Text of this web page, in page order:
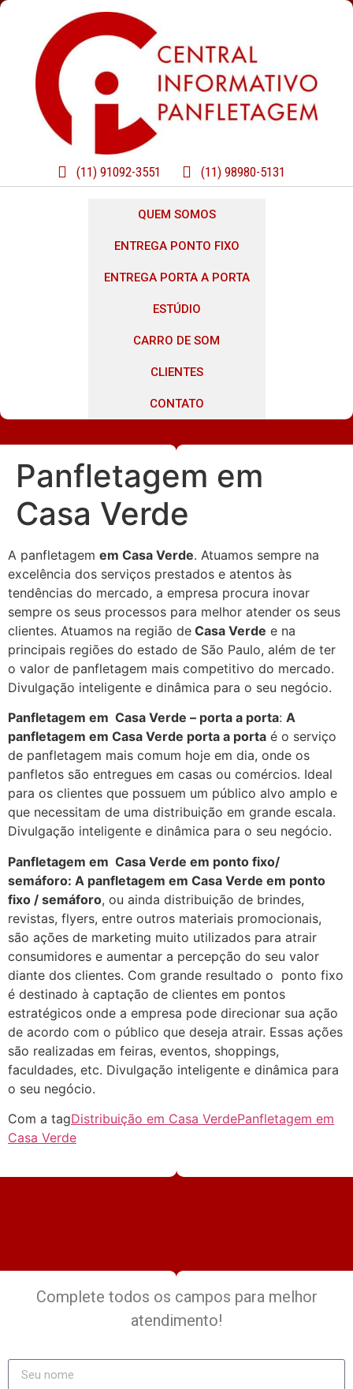
(11) 91092-3551 (11) 98980-5131
QUEM SOMOS
ENTREGA PONTO FIXO
ENTREGA PORTA A PORTA
ESTÚDIO
CARRO DE SOM
CLIENTES
CONTATO
Panfletagem em
Casa Verde
A panfletagem em Casa Verde. Atuamos sempre na
excelência dos serviços prestados e atentos às
tendências do mercado, a empresa procura inovar
sempre os seus processos para melhor atender os seus
clientes. Atuamos na região de Casa Verde e na
principais regiões do estado de São Paulo, além de ter
o valor de panfletagem mais competitivo do mercado.
Divulgação inteligente e dinâmica para o seu negócio.
Panfletagem em Casa Verde – porta a porta: A
panfletagem em Casa Verde porta a porta é o serviço
de panfletagem mais comum hoje em dia, onde os
panfletos são entregues em casas ou comércios. Ideal
para os clientes que possuem um público alvo amplo e
que necessitam de uma distribuição em grande escala.
Divulgação inteligente e dinâmica para o seu negócio.
Panfletagem em Casa Verde em ponto fixo/
semáforo: A panfletagem em Casa Verde em ponto
fixo / semáforo, ou ainda distribuição de brindes,
revistas, flyers, entre outros materiais promocionais,
são ações de marketing muito utilizados para atrair
consumidores e aumentar a percepção do seu valor
diante dos clientes. Com grande resultado o ponto fixo
é destinado à captação de clientes em pontos
estratégicos onde a empresa pode direcionar sua ação
de acordo com o público que deseja atrair. Essas ações
são realizadas em feiras, eventos, shoppings,
faculdades, etc. Divulgação inteligente e dinâmica para
o seu negócio.
Com a tagDistribuição em Casa VerdePanfletagem em
Casa Verde
Complete todos os campos para melhor
atendimento!